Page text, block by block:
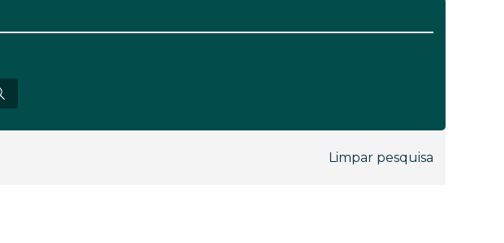
Limpar pesquisa